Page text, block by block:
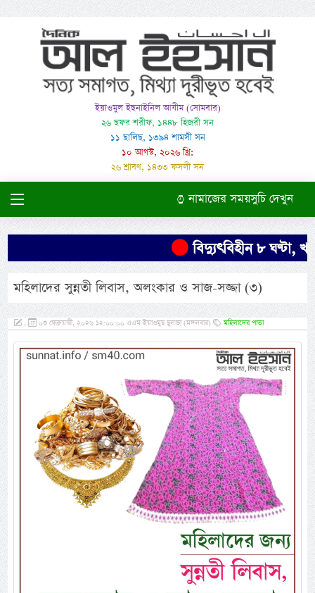
ইয়াওমুল ইছনাইনিল আযীম (সোমবার)
২৬ ছফর শরীফ, ১৪৪৮ হিজরী সন
১১ ছালিছ, ১৩৯৪ শামসী সন
১০ আগস্ট, ২০২৬ খ্রি:
২৬ শ্রাবণ, ১৪৩৩ ফসলী সন
নামাজের সময়সুচি দেখুন
বিদ্যুৎবিহীন ৮ ঘণ্টা,
মহিলাদের সুন্নতী লিবাস, অলংকার ও সাজ-সজ্জা (৩)
, ০৩ ফেব্রুয়ারী, ২০২৬ ১২:০০:০০ এএম ইয়াওমুছ ছুলাছা (মঙ্গলবার) মহিলাদের পাতা